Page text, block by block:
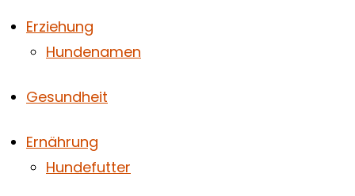
Erziehung
Hundenamen
Gesundheit
Ernährung
Hundefutter